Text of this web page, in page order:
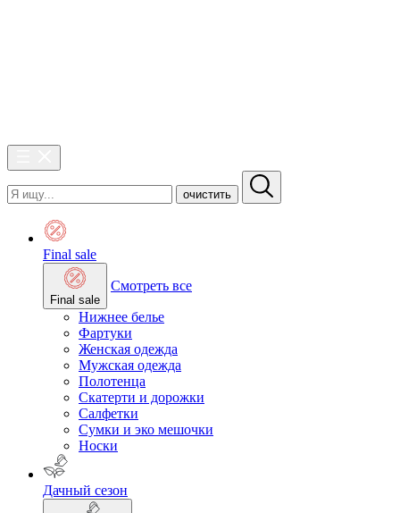
очистить
Final sale
Final sale
Смотреть все
Нижнее белье
Фартуки
Женская одежда
Мужская одежда
Полотенца
Скатерти и дорожки
Салфетки
Сумки и эко мешочки
Носки
Дачный сезон